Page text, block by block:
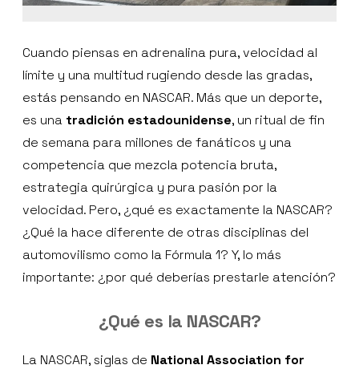
Cuando piensas en adrenalina pura, velocidad al
límite y una multitud rugiendo desde las gradas,
estás pensando en NASCAR. Más que un deporte,
es una tradición estadounidense, un ritual de fin
de semana para millones de fanáticos y una
competencia que mezcla potencia bruta,
estrategia quirúrgica y pura pasión por la
velocidad. Pero, ¿qué es exactamente la NASCAR?
¿Qué la hace diferente de otras disciplinas del
automovilismo como la Fórmula 1? Y, lo más
importante: ¿por qué deberías prestarle atención?
¿Qué es la NASCAR?
La NASCAR, siglas de National Association for